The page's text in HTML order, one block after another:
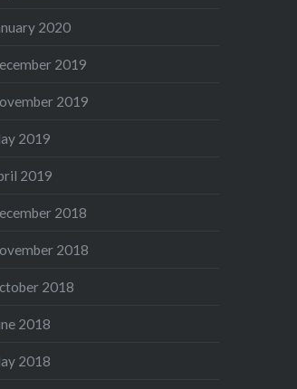
2020
2019
2019
2019
2019
2018
2018
2018
2018
2018